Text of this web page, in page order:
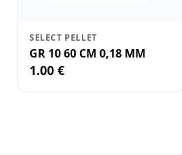
SELECT PELLET
GR 10 60 CM 0,18 MM
1.00 €